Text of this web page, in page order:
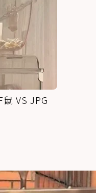
VS JPG